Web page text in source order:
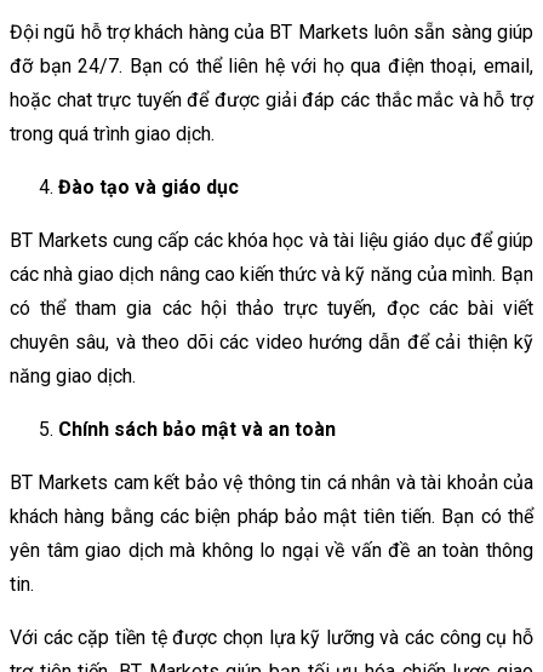
Đội ngũ hỗ trợ khách hàng của BT Markets luôn sẵn sàng giúp
đỡ bạn 24/7. Bạn có thể liên hệ với họ qua điện thoại, email,
hoặc chat trực tuyến để được giải đáp các thắc mắc và hỗ trợ
trong quá trình giao dịch.
Đào tạo và giáo dục
BT Markets cung cấp các khóa học và tài liệu giáo dục để giúp
các nhà giao dịch nâng cao kiến thức và kỹ năng của mình. Bạn
có thể tham gia các hội thảo trực tuyến, đọc các bài viết
chuyên sâu, và theo dõi các video hướng dẫn để cải thiện kỹ
năng giao dịch.
Chính sách bảo mật và an toàn
BT Markets cam kết bảo vệ thông tin cá nhân và tài khoản của
khách hàng bằng các biện pháp bảo mật tiên tiến. Bạn có thể
yên tâm giao dịch mà không lo ngại về vấn đề an toàn thông
tin.
Với các cặp tiền tệ được chọn lựa kỹ lưỡng và các công cụ hỗ